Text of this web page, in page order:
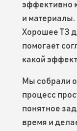
эффективно
и материалы.
Хорошее ТЗ
помогает
какой
Мы собрали
процесс
понятное
время и